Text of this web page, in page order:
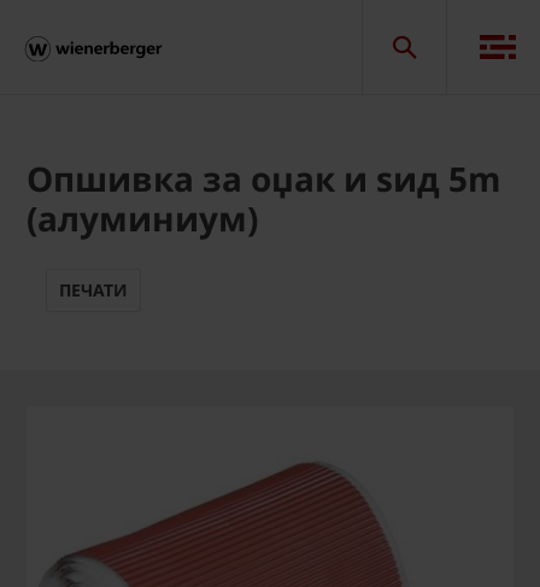
Опшивка за оџак и ѕид 5m
(алуминиум)
ПЕЧАТИ